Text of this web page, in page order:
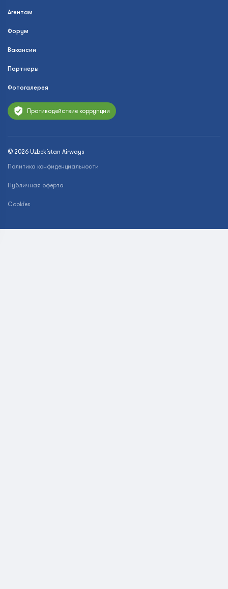
Агентам
Форум
Вакансии
Партнеры
Фотогалерея
Противодействие коррупции
© 2026 Uzbekistan Airways
Политика конфиденциальности
Публичная оферта
Cookies